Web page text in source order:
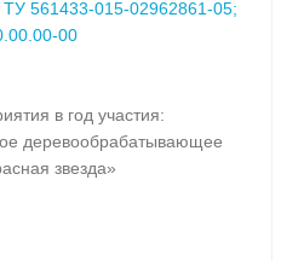
ТУ 561433-015-02962861-05;
00
в год участия:
деревообрабатывающее
звезда»